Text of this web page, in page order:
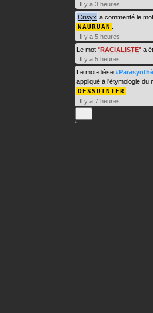
Il y a 3 heures
Crisyx a commenté le mot
NAURUAN
Il y a 5 heures
Le mot RACIALISTE a
Il y a 5 heures
Le mot-dièse
appliqué à l'étymologie du
DESSUINTER
Il y a 7 heures
…